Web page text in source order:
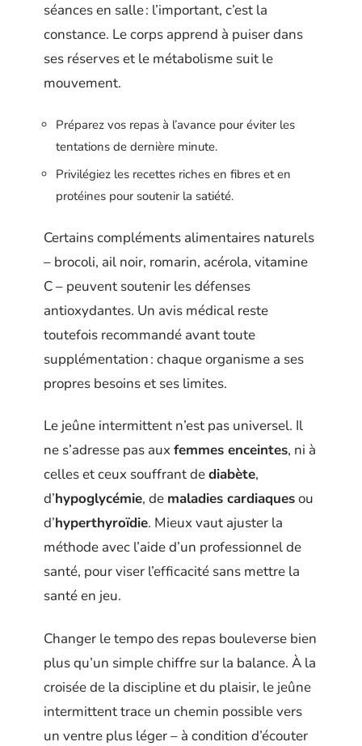
séances en salle : l’important, c’est la
constance. Le corps apprend à puiser dans
ses réserves et le métabolisme suit le
mouvement.
Préparez vos repas à l’avance pour éviter les
tentations de dernière minute.
Privilégiez les recettes riches en fibres et en
protéines pour soutenir la satiété.
Certains compléments alimentaires naturels
– brocoli, ail noir, romarin, acérola, vitamine
C – peuvent soutenir les défenses
antioxydantes. Un avis médical reste
toutefois recommandé avant toute
supplémentation : chaque organisme a ses
propres besoins et ses limites.
Le jeûne intermittent n’est pas universel. Il
ne s’adresse pas aux femmes enceintes, ni à
celles et ceux souffrant dediabète,
d’hypoglycémie, de maladies cardiaquesou
d’hyperthyroïdie. Mieux vaut ajuster la
méthode avec l’aide d’un professionnel de
santé, pour viser l’efficacité sans mettre la
santé en jeu.
Changer le tempo des repas bouleverse bien
plus qu’un simple chiffre sur la balance. À la
croisée de la discipline et du plaisir, le jeûne
intermittent trace un chemin possible vers
un ventre plus léger – à condition d’écouter